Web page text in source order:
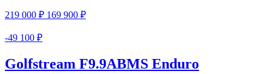
219 000 ₽ 169 900 ₽
-49 100 ₽
Golfstream F9.9ABMS Enduro